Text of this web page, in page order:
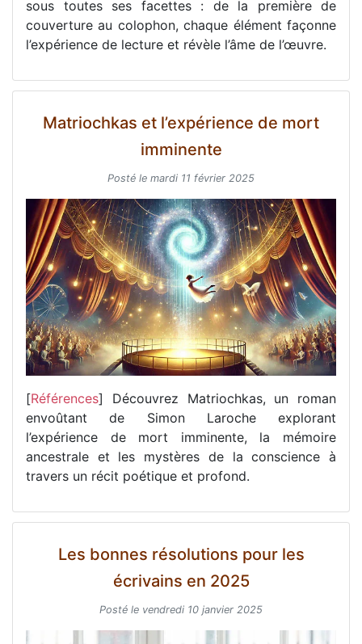
sous toutes ses facettes : de la première de
couverture au colophon, chaque élément façonne
l’expérience de lecture et révèle l’âme de l’œuvre.
Matriochkas et l’expérience de mort
imminente
Posté le mardi 11 février 2025
[Références] Découvrez Matriochkas, un roman
envoûtant de Simon Laroche explorant
l’expérience de mort imminente, la mémoire
ancestrale et les mystères de la conscience à
travers un récit poétique et profond.
Les bonnes résolutions pour les
écrivains en 2025
Posté le vendredi 10 janvier 2025